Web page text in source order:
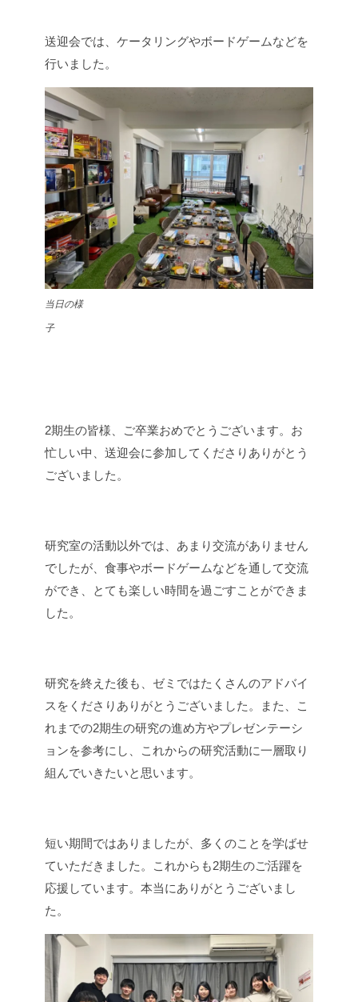
送迎会では、ケータリングやボードゲームなどを
行いました。
当日の様
子
2期生の皆様、ご卒業おめでとうございます。 お
忙しい中、送迎会に参加してくださりありがとう
ございました。
研究室の活動以外では、あまり交流がありません
でしたが、食事やボードゲームなどを通して交流
ができ、とても楽しい時間を過ごすことができま
した。
研究を終えた後も、ゼミではたくさんのアドバイ
スをくださりありがとうございました。また、こ
れまでの2期生の研究の進め方やプレゼンテーシ
ョンを参考にし、これからの研究活動に一層取り
組んでいきたいと思います。
短い期間ではありましたが、多くのことを学ばせ
ていただきました。
これからも2期生のご活躍を
応援しています。 本当にありがとうございまし
た。